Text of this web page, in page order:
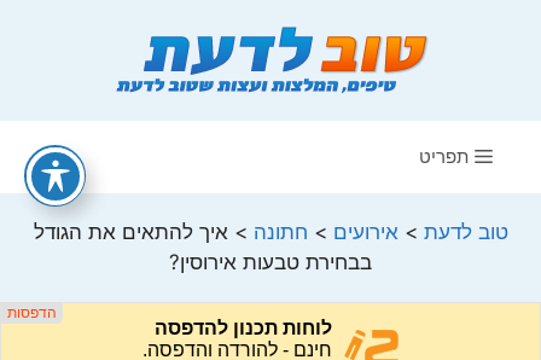
תפריט
טוב לדעת >אירועים > חתונה >איך להתאים את הגודל
בבחירת טבעות אירוסין?